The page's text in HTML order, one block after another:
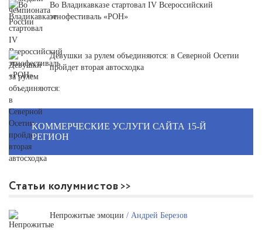
Во Владикавказе стартовал IV Всероссийский
этнофестиваль «РОН»
Девушки за рулем объединяются: в Северной Осетии
пройдет вторая автосходка
КОММЕРЧЕСКИЕ УСЛУГИ САЙТА 15-Й
РЕГИОН
Статьи колумнистов
Непрожитые эмоции / Андрей Березов